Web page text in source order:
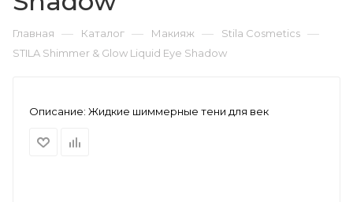
Главная — Каталог — Макияж — Stila Cosmetics —
STILA Shimmer & Glow Liquid Eye Shadow
Описание: Жидкие шиммерные тени для век